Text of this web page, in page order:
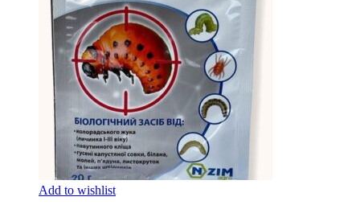
Add to wishlist